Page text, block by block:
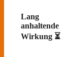
Lang
anhaltende
Wirkung ⏳